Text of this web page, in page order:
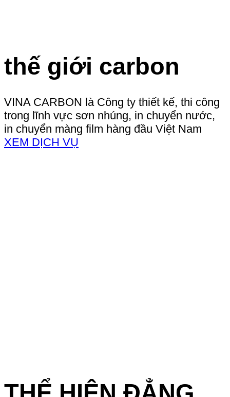
thế giới carbon
VINA CARBON là Công ty thiết kế, thi công
trong lĩnh vực sơn nhúng, in chuyển nước,
in chuyển màng film hàng đầu Việt Nam
XEM DỊCH VỤ